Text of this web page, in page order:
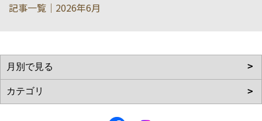
記事一覧｜2026年6月